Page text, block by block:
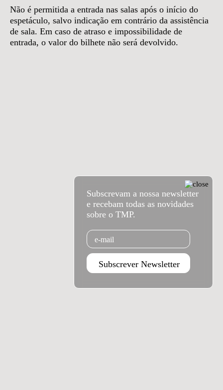
Não é permitida a entrada nas salas após o início do
espetáculo, salvo indicação em contrário da assistência
de sala. Em caso de atraso e impossibilidade de
entrada, o valor do bilhete não será devolvido.
Subscrevam a nossa newsletter
e recebam todas as novidades
sobre o TMP.
Email
Subscrever Newsletter